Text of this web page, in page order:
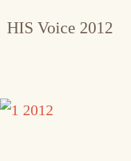
HIS Voice 2012